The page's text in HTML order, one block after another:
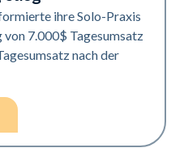
ihre Solo-Praxis
von 7.000$ Tagesumsatz
nach der